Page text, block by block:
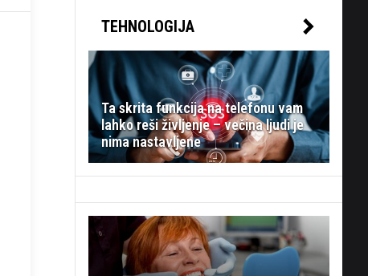
TEHNOLOGIJA
Ta skrita funkcija na telefonu vam
lahko reši življenje – večina ljudi je
nima nastavljene